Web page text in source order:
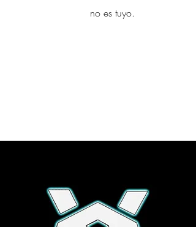
no es tuyo.